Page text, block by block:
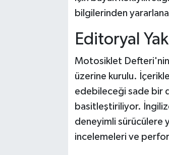
bilgilerinden
Editoryal
Motosiklet Defteri'nin
üzerine kurulu.
edebileceği sade bir
basitleştiriliyor.
deneyimli sürücülere
incelemeleri ve